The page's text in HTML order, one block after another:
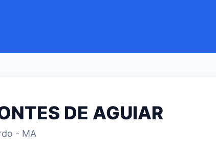
DE AGUIAR
- MA